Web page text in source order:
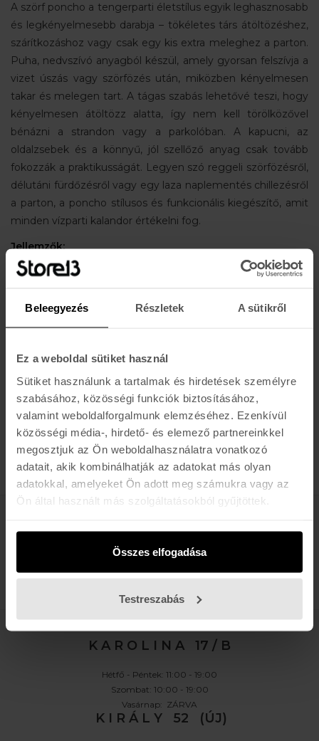
Beleegyezés Részletek A sütikről
Ez a weboldal sütiket használ
Sütiket használunk a tartalmak és hirdetések személyre
szabásához, közösségi funkciók biztosításához,
valamint weboldalforgalmunk elemzéséhez. Ezenkívül
közösségi média-, hirdető- és elemező partnereinkkel
megosztjuk az Ön weboldalhasználatra vonatkozó
adatait, akik kombinálhatják az adatokat más olyan
adatokkal, amelyeket Ön adott meg számukra vagy az
Ön által használt más szolgáltatásokból gyűjtöttek.
Összes elfogadása
Testreszabás
A szörf poncho a tengerparti életstílus egyik leghasznosabb
és legkényelmesebb darabja – tökéletes társ átöltözéshez,
szárítkozáshoz vagy csak egy kis extra meleghez a parton.
Puha, nedvszívó anyagból készül, amely gyorsan felszívja a
vizet úszás vagy szörfözés után, miközben kényelmesen
takar és melegen tart. A tágas szabás lehetővé teszi, hogy
kényelmesen átöltözz alatta, így nem kell törölközővel
bénázni a strandon vagy a parkolóban. A kapucni, az
oldalzsebek és a könnyű, jól szellőző anyag csak tovább
fokozzák a praktikusságát. Legyen szó reggeli szörfözésről,
délutáni fürdőzésről vagy egy laza naplementés chillezésről
a parton, a poncho stílusos és funkcionális kiegészítő, amit
minden vízparti kalandor értékelni fog.
Jellemzők:
Puha, nedvszívó anyag a gyors szárítkozáshoz és a
Kapucni a fej szárításához és az extra melegért szeles időben
Elülső kenguruzseb vagy oldalzsebek a kezek melegen
Könnyen csomagolható, ideális utazáshoz vagy mindennapi
Uniszex fazon, különféle méretekben és stílusokban elérhető
Tökéletes szörfözéshez, strandoláshoz, vízi sportok után vagy
otthoni relaxhoz
Értesülj az újdonságokról, akciókról
FELIRATKOZOM »
K A R O L I N A 17 / B
Hétfő - Péntek: 11:00 - 19:00
Szombat: 10:00 - 19:00
Vasárnap: ZÁRVA
K I R Á L Y 52 (ÚJ)